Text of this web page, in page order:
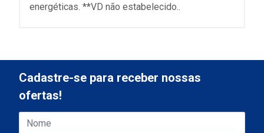
energéticas. **VD não estabelecido..
Cadastre-se para receber nossas
ofertas!